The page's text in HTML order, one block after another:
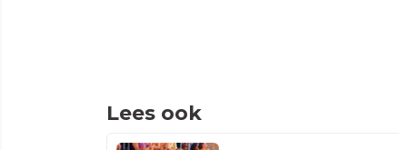
Lees ook